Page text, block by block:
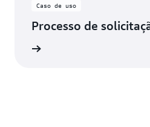
Caso de uso
Processo de